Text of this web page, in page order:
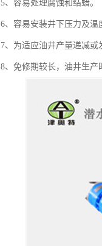
5、容易处理腐蚀和结蜡。
6、容易安装井下压力及温
7、为适应油井产量递减或
8、免修期较长，油井生产